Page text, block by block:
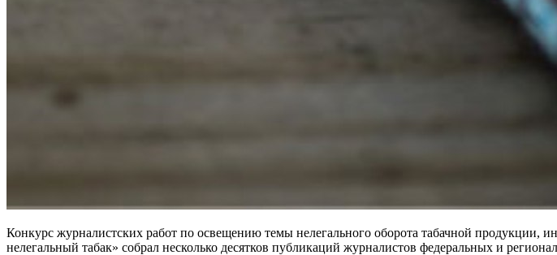
Конкурс журналистcких работ по освещению темы нелегального оборота табачной
нелегальный табак» собрал несколько десятков публикаций журналистов федеральных и